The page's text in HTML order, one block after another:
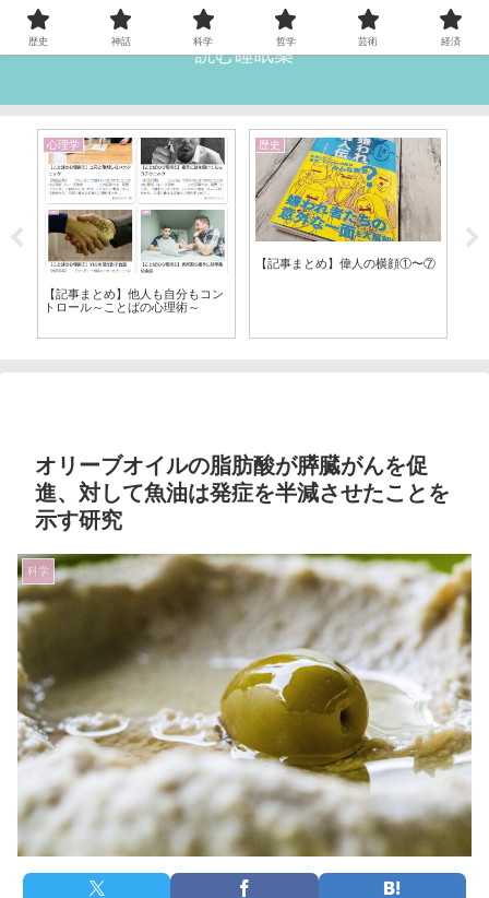
読む睡眠薬
心理学
【記事まとめ】他人も自分もコン
トロール～ことばの心理術～
歴史
【記事まとめ】偉人の横顔①〜⑦
オリーブオイルの脂肪酸が膵臓がんを促
進、対して魚油は発症を半減させたことを
示す研究
科学
歴史 神話 科学 哲学 芸術 経済